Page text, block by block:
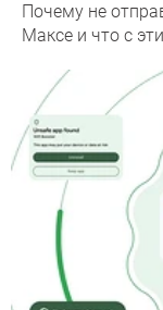
Почему не
Максе и что с